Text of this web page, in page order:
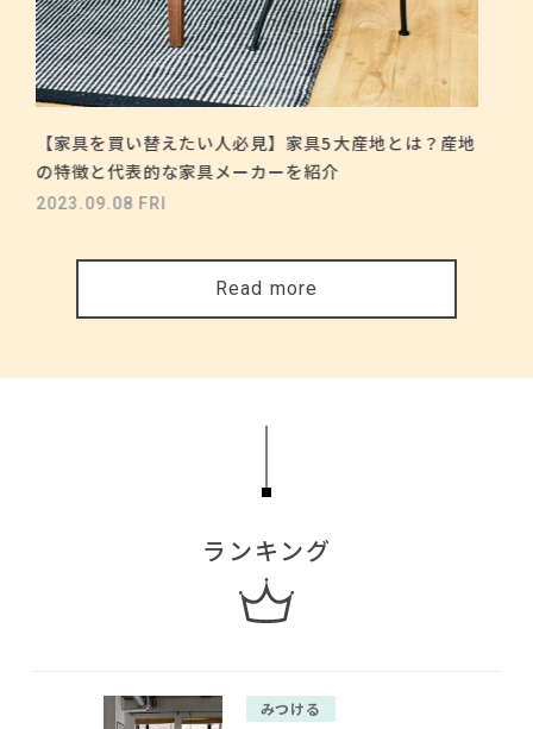
【家具を買い替えたい人必見】家具5大産地とは？産地
の特徴と代表的な家具メーカーを紹介
2023.09.08 FRI
Read more
ランキング
みつける